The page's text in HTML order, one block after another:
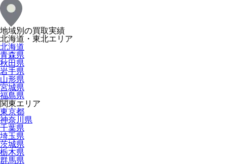
地域別の買取実績
北海道・東北エリア
北海道
青森県
秋田県
岩手県
山形県
宮城県
福島県
関東エリア
東京都
神奈川県
千葉県
埼玉県
茨城県
栃木県
群馬県